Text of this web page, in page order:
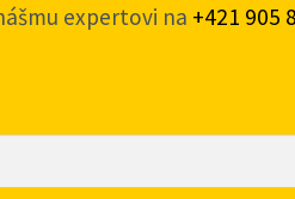
expertovi na +421 905